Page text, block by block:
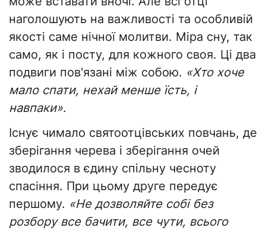
наголошують на важливості та особливій
якості саме нічної молитви. Міра сну, так
само, як і посту, для кожного своя. Ці два
подвиги пов'язані між собою. «Хто хоче
мало спати, нехай менше їсть, і
навпаки».
Існує чимало святоотцівських повчань, де
зберігання черева і зберігання очей
зводилося в єдину спільну чесноту
спасіння. При цьому друге передує
першому. «Не дозволяйте собі без
розбору все бачити, все чути, всього